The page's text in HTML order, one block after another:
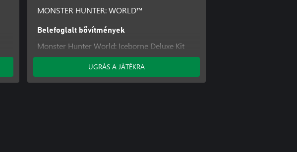
MONSTER HUNTER: WORLD™
Belefoglalt bővítmények
Monster Hunter World: Iceborne Deluxe Kit
Monster Hunter World: Iceborne
UGRÁS A JÁTÉKRA